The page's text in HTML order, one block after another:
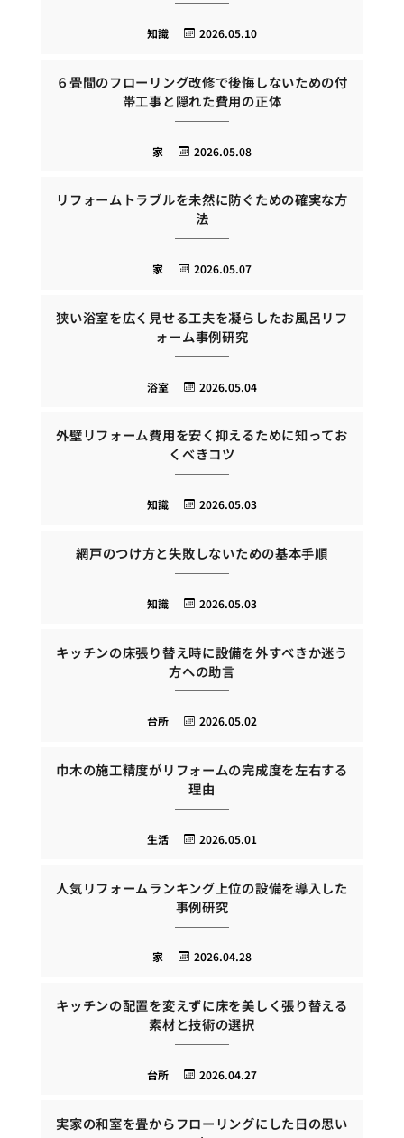
2026.05.10
知識
６畳間のフローリング改修で後悔しないための付
帯工事と隠れた費用の正体
2026.05.08
家
リフォームトラブルを未然に防ぐための確実な方
法
2026.05.07
家
狭い浴室を広く見せる工夫を凝らしたお風呂リフ
ォーム事例研究
2026.05.04
浴室
外壁リフォーム費用を安く抑えるために知ってお
くべきコツ
2026.05.03
知識
網戸のつけ方と失敗しないための基本手順
2026.05.03
知識
キッチンの床張り替え時に設備を外すべきか迷う
方への助言
2026.05.02
台所
巾木の施工精度がリフォームの完成度を左右する
理由
2026.05.01
生活
人気リフォームランキング上位の設備を導入した
事例研究
2026.04.28
家
キッチンの配置を変えずに床を美しく張り替える
素材と技術の選択
2026.04.27
台所
実家の和室を畳からフローリングにした日の思い